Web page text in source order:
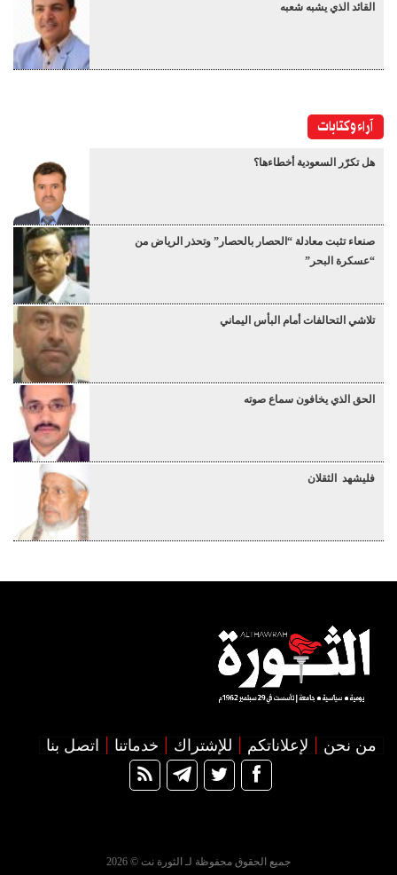
القائد الذي يشبه شعبه
آراء وكتابات
هل تكرّر السعودية أخطاءها؟
صنعاء تثبت معادلة “الحصار بالحصار” وتحذر الرياض من
“عسكرة البحر”
تلاشي التحالفات أمام البأس اليماني
الحق الذي يخافون سماع صوته
فليشهد الثقلان
من نحن لإعلاناتكم للإشتراك خدماتنا اتصل بنا
جميع الحقوق محفوظة لـ الثورة نت © 2026